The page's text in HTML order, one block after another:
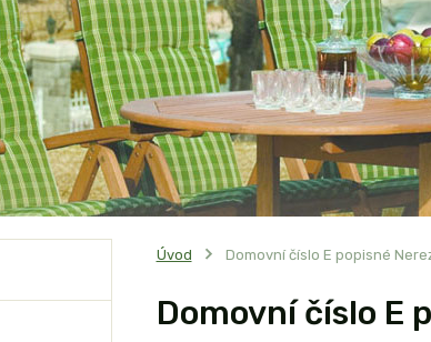
Úvod Domovní číslo E popisné Nerez
Domovní číslo E